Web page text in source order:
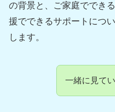
の背景と、ご家庭ででき
援でできるサポートにつ
します。
一緒に見て